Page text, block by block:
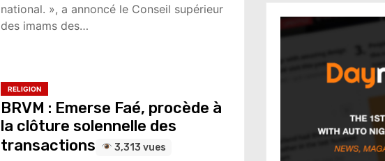
national. », a annoncé le Conseil supérieur
des imams des…
RELIGION
BRVM : Emerse Faé, procède à
la clôture solennelle des
transactions
3,313 vues